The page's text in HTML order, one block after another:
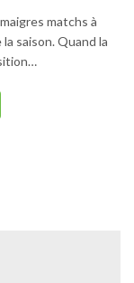
matchs à
saison. Quand la